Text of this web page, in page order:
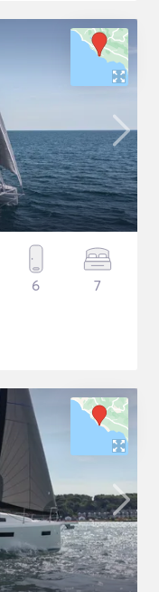
6 7